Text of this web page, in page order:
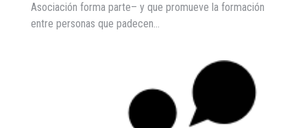
Asociación forma parte– y que promueve la formación
entre personas que padecen…